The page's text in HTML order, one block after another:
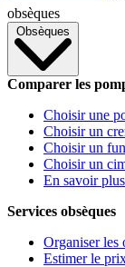
obsèques
Obsèques
Comparer les
Choisir une
Choisir un
Choisir un
Choisir un
En savoir
Services obsèques
Organiser les
Estimer le